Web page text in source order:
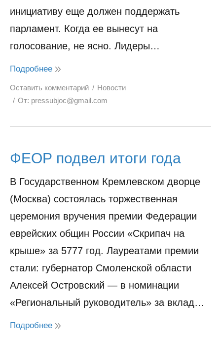
инициативу еще должен поддержать
парламент. Когда ее вынесут на
голосование, не ясно. Лидеры…
Подробнее
Оставить комментарий
Новости
От: pressubjoc@gmail.com
ФЕОР подвел итоги года
В Государственном Кремлевском дворце
(Москва) состоялась торжественная
церемония вручения премии Федерации
еврейских общин России «Скрипач на
крыше» за 5777 год. Лауреатами премии
стали: губернатор Смоленской области
Алексей Островский — в номинации
«Региональный руководитель» за вклад…
Подробнее